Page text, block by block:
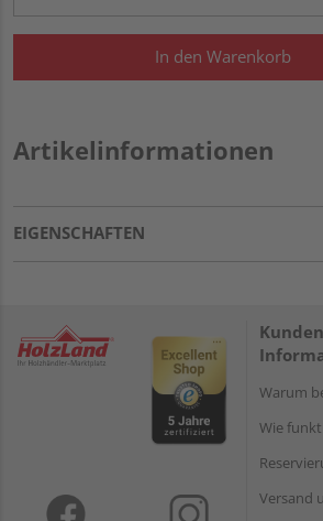
In den Warenkorb
Artikelinformationen
EIGENSCHAFTEN
Warum
Wie
Versand